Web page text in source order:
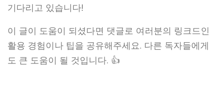
기다리고 있습니다!
이 글이 도움이 되셨다면 댓글로 여러분의 링크드인
활용 경험이나 팁을 공유해주세요. 다른 독자들에게
도 큰 도움이 될 것입니다. 👍